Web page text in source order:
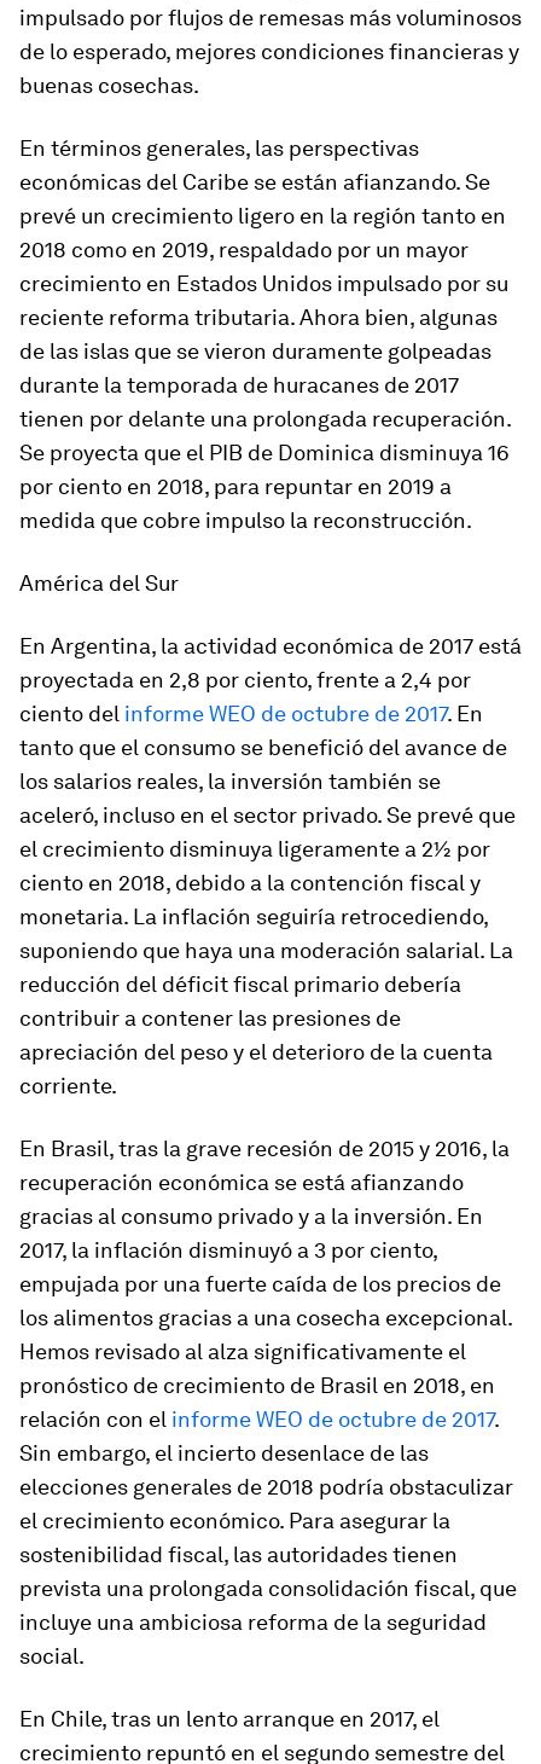
impulsado por flujos de remesas más voluminosos
de lo esperado, mejores condiciones financieras y
buenas cosechas.
En términos generales, las perspectivas
económicas del Caribe se están afianzando. Se
prevé un crecimiento ligero en la región tanto en
2018 como en 2019, respaldado por un mayor
crecimiento en Estados Unidos impulsado por su
reciente reforma tributaria. Ahora bien, algunas
de las islas que se vieron duramente golpeadas
durante la temporada de huracanes de 2017
tienen por delante una prolongada recuperación.
Se proyecta que el PIB de Dominica disminuya 16
por ciento en 2018, para repuntar en 2019 a
medida que cobre impulso la reconstrucción.
América del Sur
En Argentina, la actividad económica de 2017 está
proyectada en 2,8 por ciento, frente a 2,4 por
ciento del informe WEO de octubre de 2017. En
tanto que el consumo se benefició del avance de
los salarios reales, la inversión también se
aceleró, incluso en el sector privado. Se prevé que
el crecimiento disminuya ligeramente a 2½ por
ciento en 2018, debido a la contención fiscal y
monetaria. La inflación seguiría retrocediendo,
suponiendo que haya una moderación salarial. La
reducción del déficit fiscal primario debería
contribuir a contener las presiones de
apreciación del peso y el deterioro de la cuenta
corriente.
En Brasil, tras la grave recesión de 2015 y 2016, la
recuperación económica se está afianzando
gracias al consumo privado y a la inversión. En
2017, la inflación disminuyó a 3 por ciento,
empujada por una fuerte caída de los precios de
los alimentos gracias a una cosecha excepcional.
Hemos revisado al alza significativamente el
pronóstico de crecimiento de Brasil en 2018, en
relación con el informe WEO de octubre de 2017.
Sin embargo, el incierto desenlace de las
elecciones generales de 2018 podría obstaculizar
el crecimiento económico. Para asegurar la
sostenibilidad fiscal, las autoridades tienen
prevista una prolongada consolidación fiscal, que
incluye una ambiciosa reforma de la seguridad
social.
En Chile, tras un lento arranque en 2017, el
crecimiento repuntó en el segundo semestre del